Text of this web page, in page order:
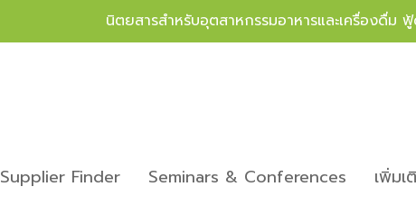
นิตยสารสำหรับอุตสาหกรรมอาหารและเครื่องดื่ม
Supplier Finder Seminars & Conferences เพิ่มเ